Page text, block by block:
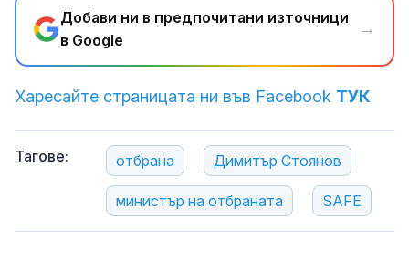
Добави ни в предпочитани източници
в Google
→
Харесайте страницата ни във Facebook ТУК
Тагове: отбрана Димитър Стоянов
министър на отбраната SAFE